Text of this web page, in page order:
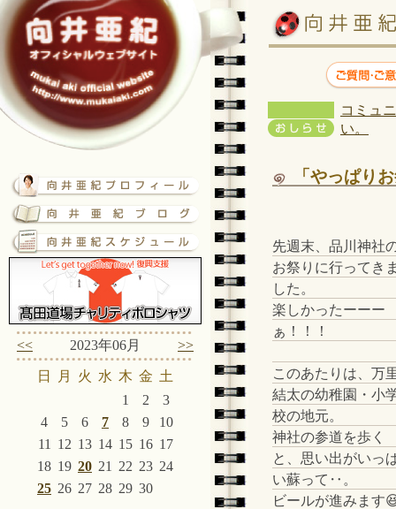
<< 2023年06月 >>
日 月 火 水 木 金 土
1
2
3
4
5 6 7 8 9
10
11
12 13 14 15 16 17
18 19 20 21 22 23 24
25 26 27 28 29 30
コミュ
い。
「やっぱり
先週末、品川神社
お祭りに行ってき
した。
楽しかったーーー
ぁ！！！
このあたりは、万
結太の幼稚園・小
校の地元。
神社の参道を歩く
と、思い出がいっ
い蘇って‥。
ビールが進みます